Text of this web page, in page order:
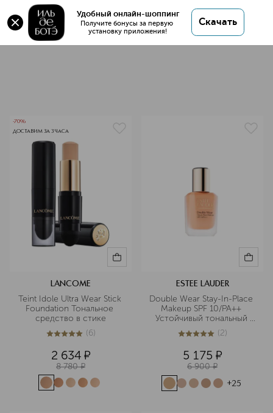
Удобный онлайн-шоппинг
Получите бонусы за первую
установку приложения!
Скачать
Тональные средства
164 товара
Тональные средства для
-70%
ДОСТАВИМ ЗА 3 ЧАСА
LANCOME
Teint Idole Ultra Wear Stick
Foundation Тональное
средство в стике
5из 56 (6)
2 634 ¤
8 780 ¤
ESTEE LAUDER
Double Wear Stay-In-Place
Makeup SPF 10/PA++
Устойчивый тональный
крем
5из 52 (2)
5 175 ¤
6 900 ¤
+25